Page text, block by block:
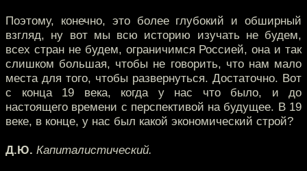
Поэтому, конечно, это более глубокий и обширный
взгляд, ну вот мы всю историю изучать не будем,
всех стран не будем, ограничимся Россией, она и так
слишком большая, чтобы не говорить, что нам мало
места для того, чтобы развернуться. Достаточно. Вот
с конца 19 века, когда у нас что было, и до
настоящего времени с перспективой на будущее. В 19
веке, в конце, у нас был какой экономический строй?
Д.Ю. Капиталистический.